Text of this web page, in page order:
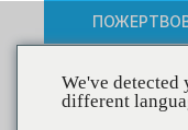
We've detected
different